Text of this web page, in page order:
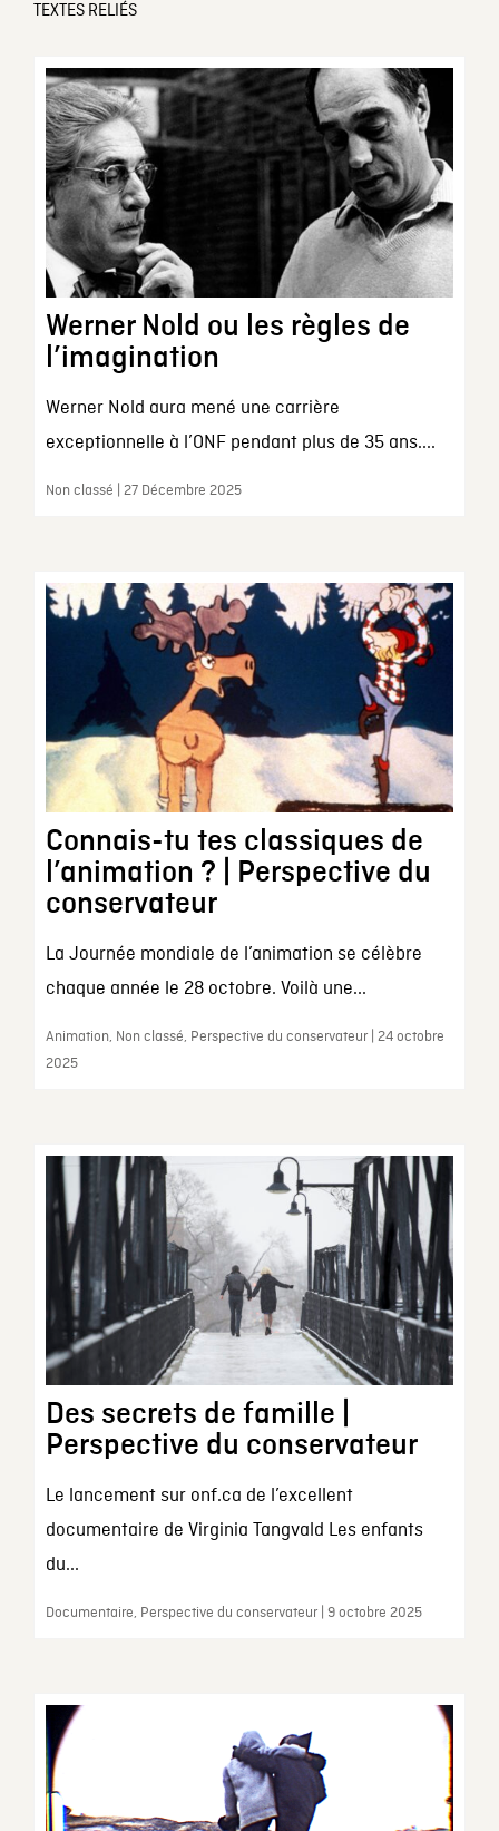
TEXTES RELIÉS
Werner Nold ou les règles de
l’imagination
Werner Nold aura mené une carrière
exceptionnelle à l’ONF pendant plus de 35 ans....
Non classé | 27 Décembre 2025
Connais-tu tes classiques de
l’animation ? | Perspective du
conservateur
La Journée mondiale de l’animation se célèbre
chaque année le 28 octobre. Voilà une...
Animation, Non classé, Perspective du conservateur | 24 octobre
2025
Des secrets de famille |
Perspective du conservateur
Le lancement sur onf.ca de l’excellent
documentaire de Virginia Tangvald Les enfants
du...
Documentaire, Perspective du conservateur | 9 octobre 2025